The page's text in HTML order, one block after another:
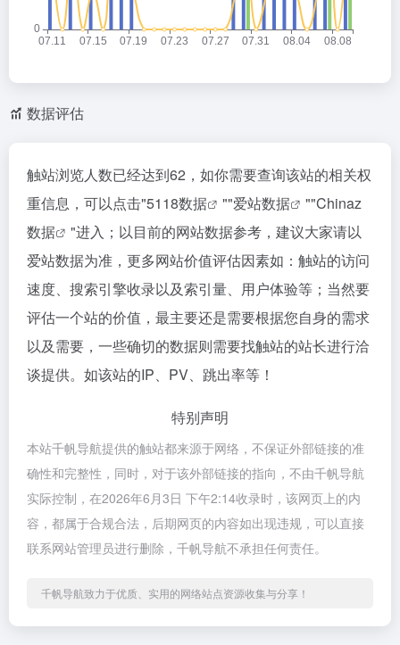
数据评估
触站浏览人数已经达到62，如你需要查询该站的相关权
重信息，可以点击"5118数据 ""爱站数据 ""Chinaz
数据
"进入；以目前的网站数据参考，建议大家请以
爱站数据为准，更多网站价值评估因素如：触站的访问
速度、搜索引擎收录以及索引量、用户体验等；当然要
评估一个站的价值，最主要还是需要根据您自身的需求
以及需要，一些确切的数据则需要找触站的站长进行洽
谈提供。如该站的IP、PV、跳出率等！
特别声明
本站千帆导航提供的触站都来源于网络，不保证外部链接的准
确性和完整性，同时，对于该外部链接的指向，不由千帆导航
实际控制，在2026年6月3日 下午2:14收录时，该网页上的内
容，都属于合规合法，后期网页的内容如出现违规，可以直接
联系网站管理员进行删除，千帆导航不承担任何责任。
千帆导航致力于优质、实用的网络站点资源收集与分享！